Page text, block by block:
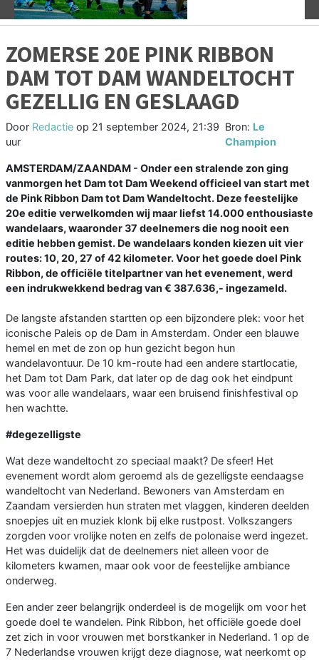
ZOMERSE 20E PINK RIBBON
DAM TOT DAM WANDELTOCHT
GEZELLIG EN GESLAAGD
Door Redactie op 21 september 2024, 21:39
uur
Bron: Le
Champion
AMSTERDAM/ZAANDAM - Onder een stralende zon ging
vanmorgen het Dam tot Dam Weekend officieel van start met
de Pink Ribbon Dam tot Dam Wandeltocht. Deze feestelijke
20e editie verwelkomden wij maar liefst 14.000 enthousiaste
wandelaars, waaronder 37 deelnemers die nog nooit een
editie hebben gemist. De wandelaars konden kiezen uit vier
routes: 10, 20, 27 of 42 kilometer. Voor het goede doel Pink
Ribbon, de officiële titelpartner van het evenement, werd
een indrukwekkend bedrag van € 387.636,- ingezameld.
De langste afstanden startten op een bijzondere plek: voor het
iconische Paleis op de Dam in Amsterdam. Onder een blauwe
hemel en met de zon op hun gezicht begon hun
wandelavontuur. De 10 km-route had een andere startlocatie,
het Dam tot Dam Park, dat later op de dag ook het eindpunt
was voor alle wandelaars, waar een bruisend finishfestival op
hen wachtte.
#degezelligste
Wat deze wandeltocht zo speciaal maakt? De sfeer! Het
evenement wordt alom geroemd als de gezelligste eendaagse
wandeltocht van Nederland. Bewoners van Amsterdam en
Zaandam versierden hun straten met vlaggen, kinderen deelden
snoepjes uit en muziek klonk bij elke rustpost. Volkszangers
zorgden voor vrolijke noten en zelfs de polonaise werd ingezet.
Het was duidelijk dat de deelnemers niet alleen voor de
kilometers kwamen, maar ook voor de feestelijke ambiance
onderweg.
Een ander zeer belangrijk onderdeel is de mogelijk om voor het
goede doel te wandelen. Pink Ribbon, het officiële goede doel
zet zich in voor vrouwen met borstkanker in Nederland. 1 op de
7 Nederlandse vrouwen krijgt deze diagnose, wat neerkomt op